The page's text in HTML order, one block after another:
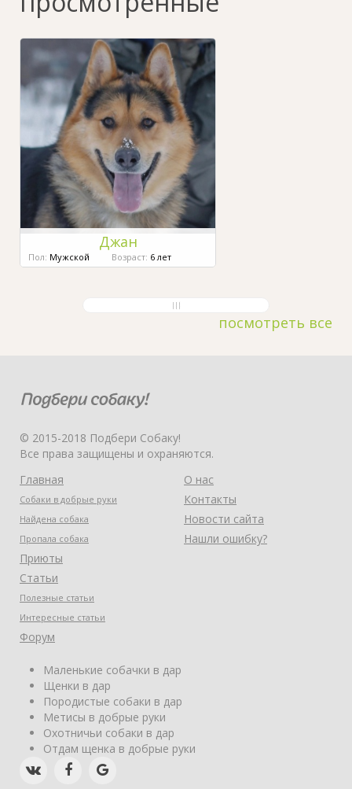
Джан
Пол: Мужской Возраст: 6 лет
посмотреть все
© 2015-2018 Подбери Собаку!
Все права защищены и охраняются.
Главная
Собаки в добрые руки
Найдена собака
Пропала собака
Приюты
Статьи
Полезные статьи
Интересные статьи
Форум
О нас
Контакты
Новости сайта
Нашли ошибку?
Маленькие собачки в дар
Щенки в дар
Породистые собаки в дар
Метисы в добрые руки
Охотничьи собаки в дар
Отдам щенка в добрые руки